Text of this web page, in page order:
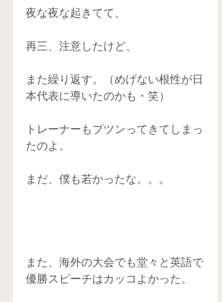
夜な夜な起きてて、
再三、注意したけど、
また繰り返す。（めげない根性が日
本代表に導いたのかも・笑）
トレーナーもプツンってきてしまっ
たのよ。
まだ、僕も若かったな。。。
また、海外の大会でも堂々と英語で
優勝スピーチはカッコよかった。